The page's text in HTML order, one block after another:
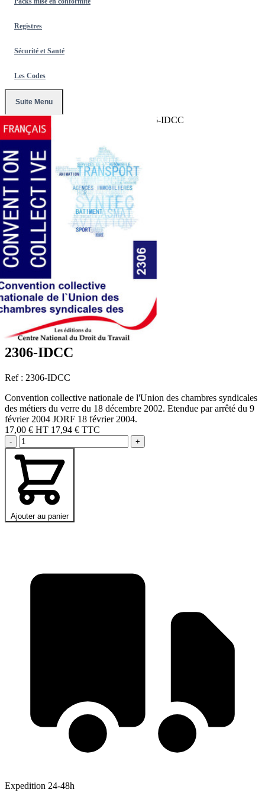
Registres
Sécurité et Santé
Les Codes
Suite Menu
Conventions Collectives 2306-IDCC
2306-IDCC
Ref : 2306-IDCC
Convention collective nationale de l'Union des chambres syndicales
des métiers du verre du 18 décembre 2002. Etendue par arrêté du 9
février 2004 JORF 18 février 2004.
17,00 € HT 17,94 € TTC
- +
Ajouter au panier
Expedition 24-48h